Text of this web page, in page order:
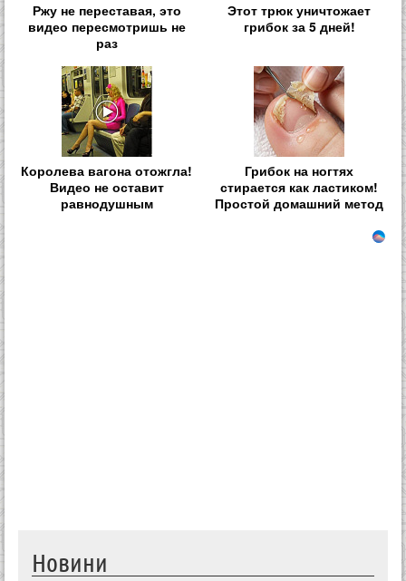
Ржу не переставая, это
видео пересмотришь не
раз
Этот трюк уничтожает
грибок за 5 дней!
Королева вагона отожгла!
Видео не оставит
равнодушным
Грибок на ногтях
стирается как ластиком!
Простой домашний метод
Новини